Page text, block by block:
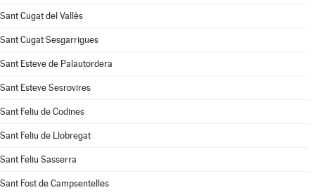
Sant Cugat del Vallès
Sant Cugat Sesgarrigues
Sant Esteve de Palautordera
Sant Esteve Sesrovires
Sant Feliu de Codines
Sant Feliu de Llobregat
Sant Feliu Sasserra
Sant Fost de Campsentelles